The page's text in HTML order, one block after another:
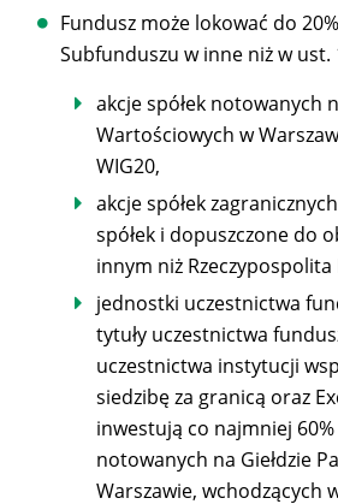
Fundusz może lokować do
Subfunduszu w inne niż w
akcje spółek notowanych
Wartościowych w
WIG20,
akcje spółek
spółek i dopuszczone do
innym niż Rzeczypospolita
jednostki uczestnictwa
tytuły uczestnictwa
uczestnictwa instytucji
siedzibę za granicą oraz
inwestują co najmniej
notowanych na Giełdzie
Warszawie, wchodzących